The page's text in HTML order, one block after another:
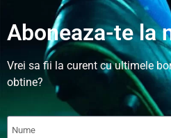
Aboneaza-te la
Vrei sa fii la curent cu ultimele
obtine?